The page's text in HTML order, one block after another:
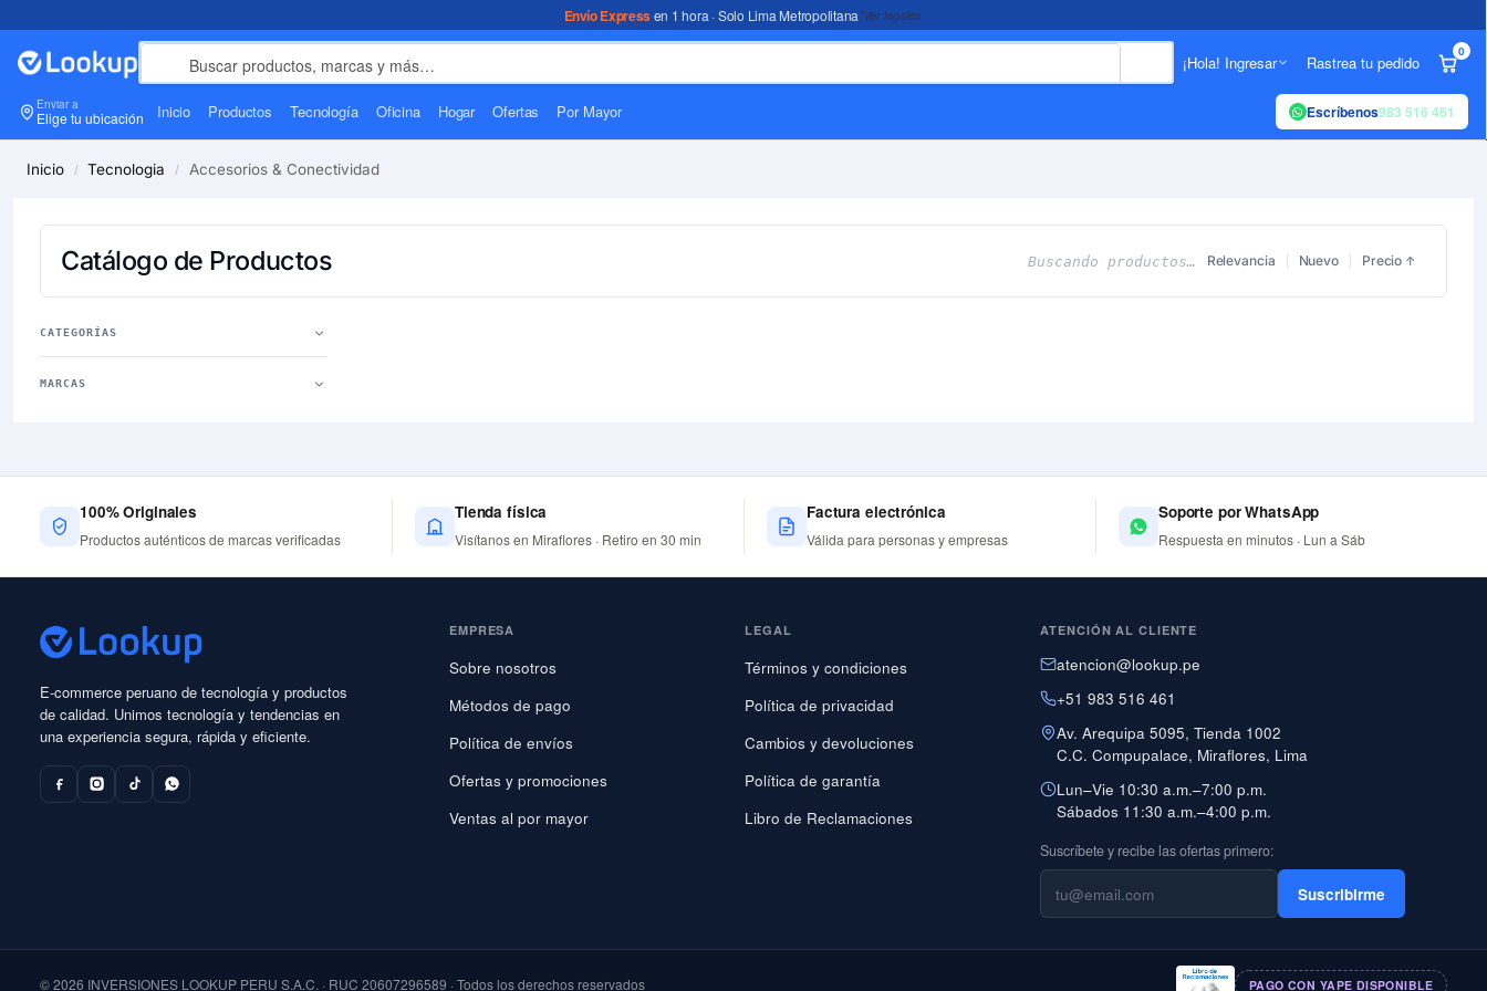
Envío Expressen 1 hora · Solo Lima Metropolitana*Ver legales
¡Hola! Ingresar Rastrea tu pedido
0
Enviar a
Elige tu ubicación Inicio Productos Tecnología Oficina Hogar Ofertas Por Mayor Escríbenos983 516 461
Inicio / Tecnologia / Accesorios & Conectividad
Catálogo de Productos Buscando productos… Relevancia Nuevo Precio ↑
CATEGORÍAS
MARCAS
100% Originales
Productos auténticos de marcas verificadas
Tienda física
Visítanos en Miraflores · Retiro en 30 min
Factura electrónica
Válida para personas y empresas
Soporte por WhatsApp
Respuesta en minutos · Lun a Sáb
E-commerce peruano de tecnología y productos
de calidad. Unimos tecnología y tendencias en
una experiencia segura, rápida y eficiente.
EMPRESA
Sobre nosotros
Métodos de pago
Política de envíos
Ofertas y promociones
Ventas al por mayor
LEGAL
Términos y condiciones
Política de privacidad
Cambios y devoluciones
Política de garantía
Libro de Reclamaciones
ATENCIÓN AL CLIENTE
atencion@lookup.pe
+51 983 516 461
Av. Arequipa 5095, Tienda 1002
C.C. Compupalace, Miraflores, Lima
Lun–Vie 10:30 a.m.–7:00 p.m.
Sábados 11:30 a.m.–4:00 p.m.
Suscríbete y recibe las ofertas primero:
Suscribirme
© 2026 INVERSIONES LOOKUP PERU S.A.C. · RUC 20607296589 · Todos los derechos reservados PAGO CON YAPE DISPONIBLE